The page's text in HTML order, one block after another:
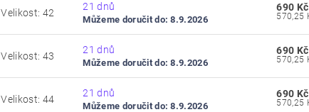
Velikost: 42
21 dnů
Můžeme doručit do: 8.9.2026
690 Kč
Velikost: 43
21 dnů
Můžeme doručit do: 8.9.2026
690 Kč
Velikost: 44
21 dnů
Můžeme doručit do: 8.9.2026
690 Kč